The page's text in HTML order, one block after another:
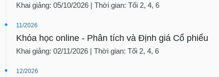
Khai giảng: 05/10/2026 | Thời gian: Tối 2, 4, 6
11/2026
Khóa học online - Phân tích và Định giá Cổ phiếu
Khai giảng: 02/11/2026 | Thời gian: Tối 2, 4, 6
12/2026